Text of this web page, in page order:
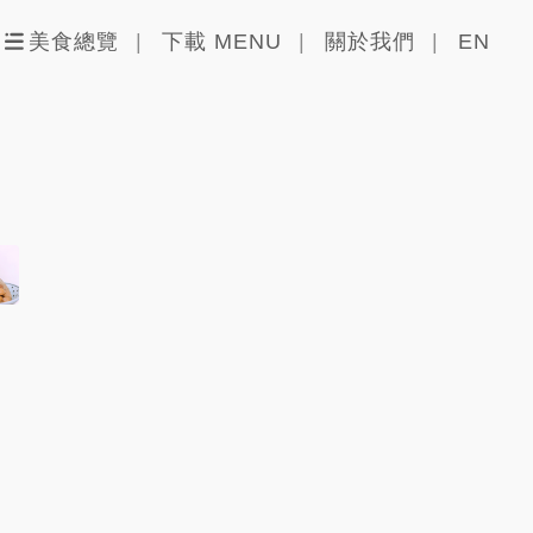
美食總覽 下載 MENU 關於我們 EN